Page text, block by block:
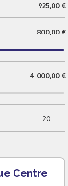
925,00 €
800,00 €
4 000,00 €
20
Centre